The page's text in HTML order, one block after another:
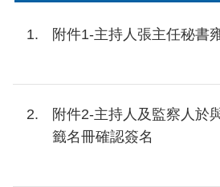
附件1-主持人張主任秘書
附件2-主持人及監察人於
籤名冊確認簽名